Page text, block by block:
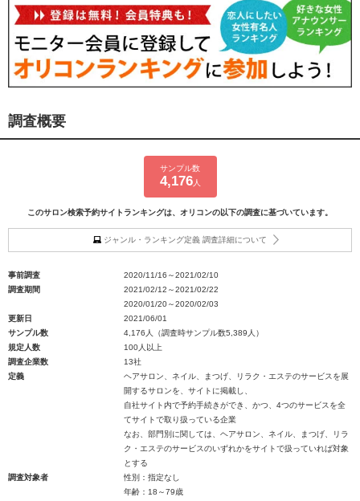
調査概要
サンプル数
4,176人
このサロン検索予約サイトランキングは、オリコンの以下の調査に基づいています。
ジャンル・ランキング定義 調査詳細について
事前調査
2020/11/16～2021/02/10
調査期間
2021/02/12～2021/02/22
2020/01/20～2020/02/03
更新日
2021/06/01
サンプル数
4,176人（調査時サンプル数5,389人）
規定人数
100人以上
調査企業数
13社
定義
ヘアサロン、ネイル、まつげ、リラク・エステのサービスを展
開するサロンを、サイトに掲載し、
自社サイト内で予約手続きができ、かつ、4つのサービスを全
てサイトで取り扱っている企業
なお、部門別に関しては、ヘアサロン、ネイル、まつげ、リラ
ク・エステのサービスのいずれかをサイトで扱っていれば対象
とする
調査対象者
性別：指定なし
年齢：18～79歳